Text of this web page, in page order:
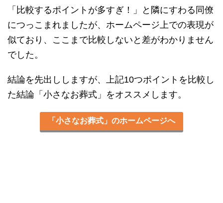
「比較するポイントが多すぎ！」と隣にすわる同僚
につっこまれましたが、ホームページ上での表現が
似ており、ここまで比較しないと差がわかりません
でした。
結論を先出ししますが、上記10つポイントを比較し
た結論「小さなお葬式」をオススメします。
「小さなお葬式」のホームページへ